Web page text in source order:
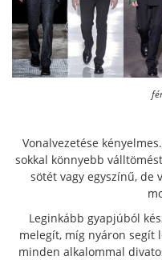
Vonalvezetése
sokkal könnyebb
sötét vagy egyszínű, de
Leginkább gyapjúból
melegít, míg nyáron segít
minden alkalommal